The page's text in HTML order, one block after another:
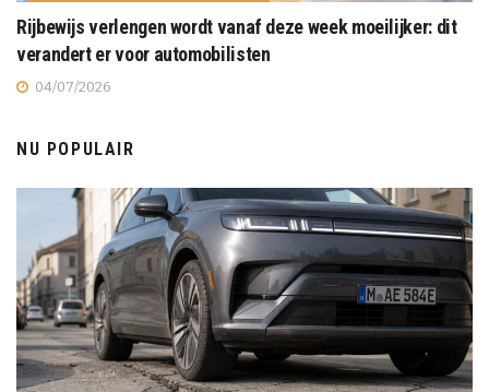
Rijbewijs verlengen wordt vanaf deze week moeilijker: dit
verandert er voor automobilisten
04/07/2026
NU POPULAIR